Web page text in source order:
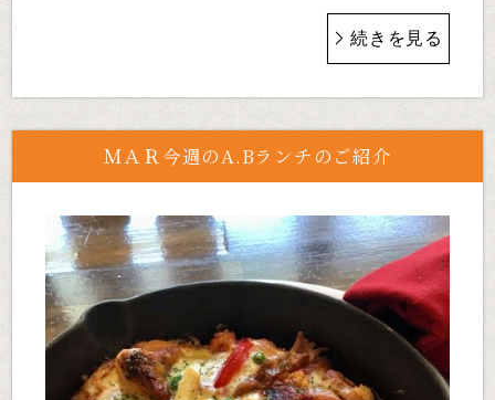
続きを見る
ＭＡＲ今週のA.Bランチのご紹介